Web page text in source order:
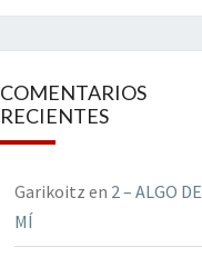
COMENTARIOS
RECIENTES
Garikoitz en 2 – ALGO DE
MÍ